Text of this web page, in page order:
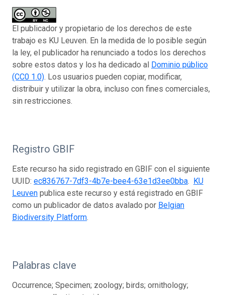
El publicador y propietario de los derechos de este
trabajo es KU Leuven. En la medida de lo posible según
la ley, el publicador ha renunciado a todos los derechos
sobre estos datos y los ha dedicado al Dominio público
(CC0 1.0). Los usuarios pueden copiar, modificar,
distribuir y utilizar la obra, incluso con fines comerciales,
sin restricciones.
Registro GBIF
Este recurso ha sido registrado en GBIF con el siguiente
UUID: ec836767-7df3-4b7e-bee4-63e1d3ee0bba. KU
Leuven publica este recurso y está registrado en GBIF
como un publicador de datos avalado por Belgian
Biodiversity Platform.
Palabras clave
Occurrence; Specimen; zoology; birds; ornithology;